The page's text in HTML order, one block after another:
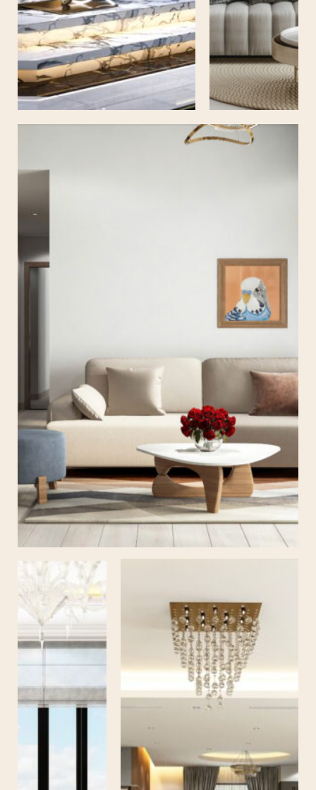
VILLA TP HỒ CHÍ MINH
CAO CẤP
VINHOMES
CĂN HỘ CAO CẤP SADORA